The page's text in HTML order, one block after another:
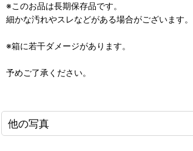
※このお品は長期保存品です。
細かな汚れやスレなどがある場合がございます。
※箱に若干ダメージがあります。
予めご了承ください。
他の写真